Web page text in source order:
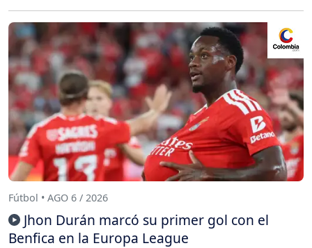
Fútbol • AGO 6 / 2026
Jhon Durán marcó su primer gol con el
Benfica en la Europa League